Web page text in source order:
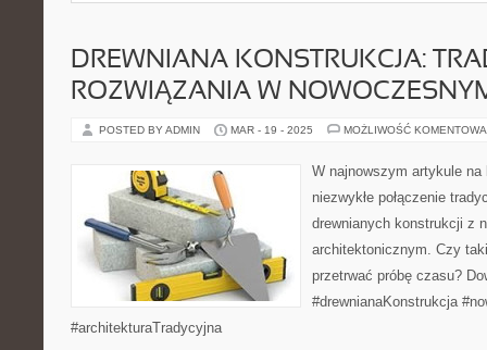
DREWNIANA KONSTRUKCJA:
ROZWIĄZANIA W
POSTED BY ADMIN MAR - 19 - 2025 MOŻLIWOŚĆ
W najnowszym artykule na
niezwykłe połączenie
drewnianych konstrukcji z
architektonicznym. Czy
przetrwać próbę czasu?
#drewnianaKonstrukcja
#architekturaTradycyjna